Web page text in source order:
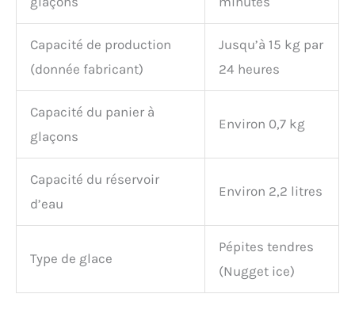
Capacité de production
(donnée fabricant)
Jusqu’à 15 kg par
24 heures
Capacité du panier à
glaçons
Environ 0,7 kg
Capacité du réservoir
d’eau
Environ 2,2 litres
Type de glace
Pépites tendres
(Nugget ice)